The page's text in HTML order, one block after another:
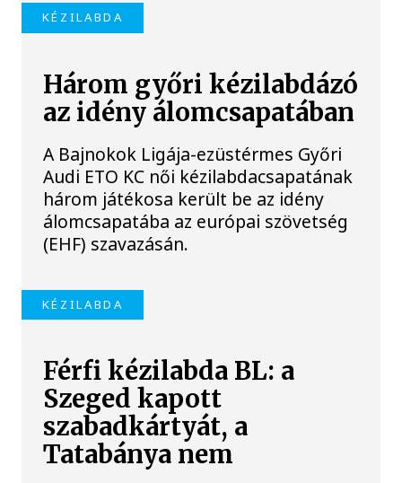
KÉZILABDA
Három győri kézilabdázó
az idény álomcsapatában
A Bajnokok Ligája-ezüstérmes Győri
Audi ETO KC női kézilabdacsapatának
három játékosa került be az idény
álomcsapatába az európai szövetség
(EHF) szavazásán.
KÉZILABDA
Férfi kézilabda BL: a
Szeged kapott
szabadkártyát, a
Tatabánya nem